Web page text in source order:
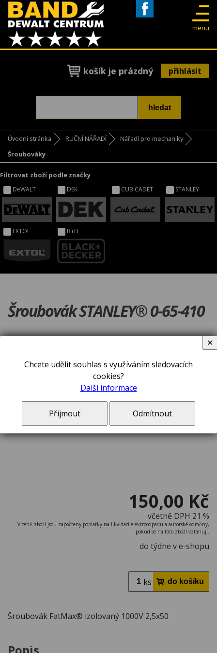
menu
košík je prázdný přihlásit
Úvodní stránka RUČNÍ NÁŘADÍ
Nářadí pro mechaniky
Šroubováky
Filtrovat zboží podle značky
DeWALT DEK CUB CADET STANLEY
EXTOL B+D
Šroubovák STANLEY® 0-65-410
150,00 Kč
včetně DPH 21 %
V ceně zboží jsou započteny poplatky na likvidaci elektroodpadu a autorské odměny,
pokud se na toto zboží vztahují.
do týdne v e-shopu
ks
Šroubovák FatMax® izolovaný 1000V 2,5x50
Popis
Chcete udělit souhlas s využíváním sledovacích
cookies?
Další informace
Přijmout Odmítnout
✕